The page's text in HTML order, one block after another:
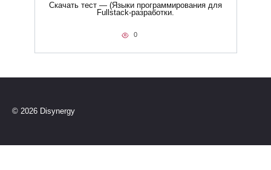
Скачать тест — (Языки программирования для
Fullstack-разработки.
0
© 2026 Disynergy